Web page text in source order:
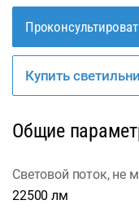
Купить
Общие
Световой поток, не
22500 лм